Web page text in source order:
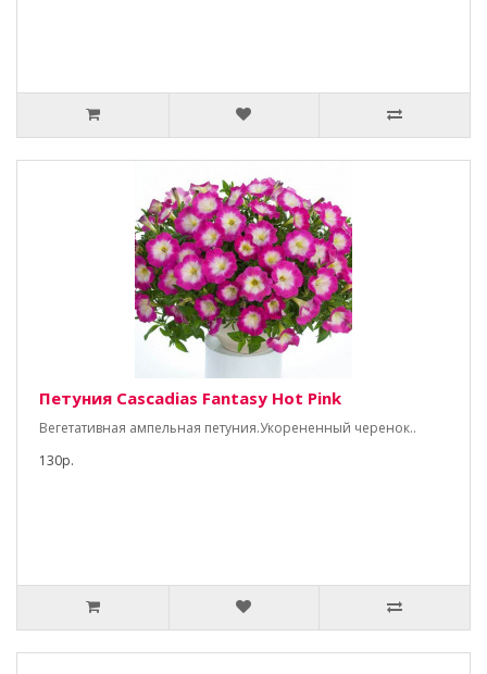
Петуния Cascadias Fantasy Hot Pink
Вегетативная ампельная петуния.Укорененный черенок..
130р.